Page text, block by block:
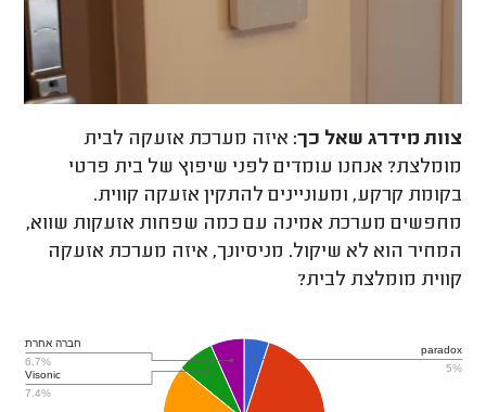
צוות מידרג שאל כך: איזה מערכת אזעקה לבית
מומלצת? אנחנו עומדים לפני שיפוץ של בית פרטי
בקומת קרקע, ומעוניינים להתקין אזעקה קווית.
מחפשים מערכת אמינה עם כמה שפחות אזעקות שווא,
המחיר הוא לא שיקול. מניסיונך, איזה מערכת אזעקה
קווית מומלצת לבית?
paradox
5%
Visonic
7.4%
חברה אחרת
6.7%